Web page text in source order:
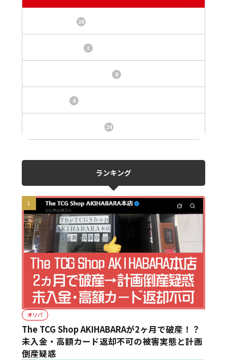
20
1
9
4
24
ランキング
オリパ
The TCG Shop AKIHABARAが2ヶ月で破産！？
未入金・高額カード返却不可の被害実態と計画
倒産疑惑